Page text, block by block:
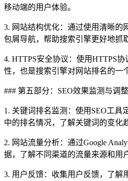
移动端的用户体验。
3. 网站结构优化：通过使用清晰的
包屑导航，帮助搜索引擎更好地抓
4. HTTPS安全协议：使用HTTPS
性，也是搜索引擎对网站排名的一
### 第五部分：SEO效果监测与调整
1. 关键词排名监测：使用SEO工具
中的排名情况，了解关键词的变化
2. 网站流量分析：通过Google
据，了解不同渠道的流量来源和用
3. 用户反馈：收集用户反馈，了解